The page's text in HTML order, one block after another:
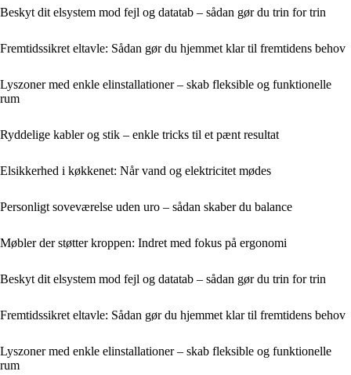
Beskyt dit elsystem mod fejl og datatab – sådan gør du trin for trin
Fremtidssikret eltavle: Sådan gør du hjemmet klar til fremtidens behov
Lyszoner med enkle elinstallationer – skab fleksible og funktionelle
rum
Ryddelige kabler og stik – enkle tricks til et pænt resultat
Elsikkerhed i køkkenet: Når vand og elektricitet mødes
Personligt soveværelse uden uro – sådan skaber du balance
Møbler der støtter kroppen: Indret med fokus på ergonomi
Beskyt dit elsystem mod fejl og datatab – sådan gør du trin for trin
Fremtidssikret eltavle: Sådan gør du hjemmet klar til fremtidens behov
Lyszoner med enkle elinstallationer – skab fleksible og funktionelle
rum